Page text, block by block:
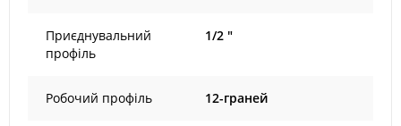
Приєднувальний
профіль
1/2 "
Робочий профіль 12-граней